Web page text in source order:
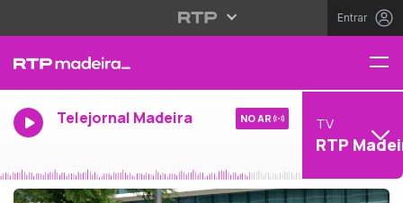
Entrar
Telejornal Madeira NO AR TV
RTP